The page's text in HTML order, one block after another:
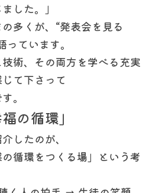
した。」
多くが、“発表会を見る
っています。
術、その両方を学べる充実
て下さって
。
の循環」
したのが、
の循環をつくる場」という考